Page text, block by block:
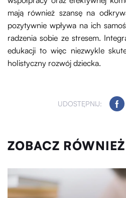
mają również szansę na
pozytywnie wpływa na ich
radzenia sobie ze stresem.
edukacji to więc niezwykle
holistyczny rozwój dziecka.
UDOSTĘPNIJ:
ZOBACZ RÓWNIEŻ